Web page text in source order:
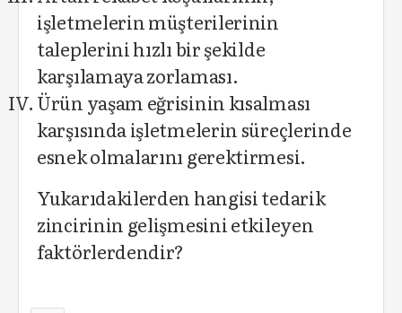
işletmelerin müşterilerinin
taleplerini hızlı bir şekilde
karşılamaya zorlaması.
Ürün yaşam eğrisinin kısalması
karşısında işletmelerin süreçlerinde
esnek olmalarını gerektirmesi.
Yukarıdakilerden hangisi tedarik
zincirinin gelişmesini etkileyen
faktörlerdendir?